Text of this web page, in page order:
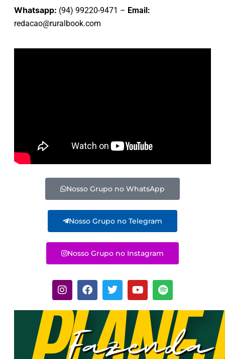
Whatsapp: (94) 99220-9471 – Email:
redacao@ruralbook.com
Nosso Grupo no WhatsApp
Nosso Grupo no Telegram
Nosso Grupo no Instagram